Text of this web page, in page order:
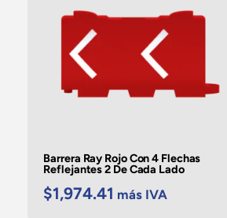
Barrera Ray Rojo Con 4 Flechas
Reflejantes 2 De Cada Lado
$1,974.41 más IVA